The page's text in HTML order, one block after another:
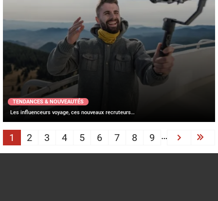
TENDANCES & NOUVEAUTÉS
Les influenceurs voyage, ces nouveaux recruteurs…
PAGINATION
1 2 3 4 5 6 7 8 9 …
Next ›